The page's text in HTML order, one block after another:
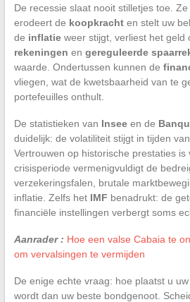
De recessie slaat nooit stilletjes toe.
erodeert de koopkrachten stelt uw
de inflatieweer stijgt, verliest het geld
rekeningen en gereguleerde
waarde. Ondertussen kunnen de
vliegen, wat de kwetsbaarheid van te
portefeuilles onthult.
De statistieken van Inseeen de
duidelijk: de volatiliteit stijgt in tijden van
Vertrouwen op historische prestaties is
crisisperiode vermenigvuldigt de
verzekeringsfalen, brutale
inflatie. Zelfs het IMF benadrukt: de
financiële instellingen verbergt soms
Aanrader : Hoe een valse Cabaia te
om vervalsingen te vermijden
De enige echte vraag: hoe plaatst u
wordt dan uw beste bondgenoot.